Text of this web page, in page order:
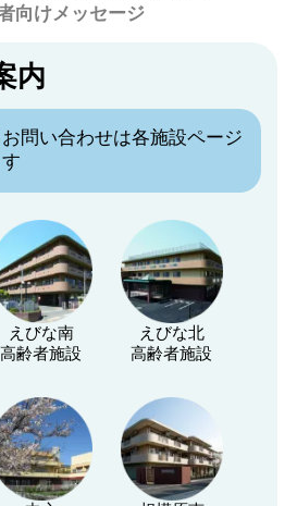
向けメッセージ
内
問い合わせは各施設ページ
えびな南
高齢者施設
えびな北
高齢者施設